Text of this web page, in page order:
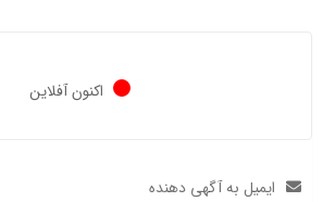
اکنون آفلاین
ایمیل به آگهی دهنده